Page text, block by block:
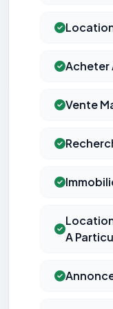
Acheter
Vente
A